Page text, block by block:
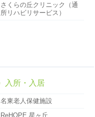
さくらの丘クリニック（通
所リハビリサービス）
入所・入居
名東老人保健施設
ReHOPE 星ヶ丘